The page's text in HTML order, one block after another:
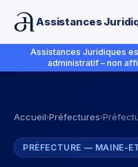
Assistances
Assistances Juridiques
administratif – non
Accueil›Préfectures›
PRÉFECTURE — MAINE-